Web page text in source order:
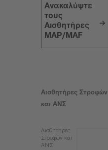
Ανακαλύψτε
τους
Αισθητήρες
MAP/MAF
Αισθητήρες Στροφών
και ΑΝΣ
Αισθητήρες
Στροφών και
ΑΝΣ